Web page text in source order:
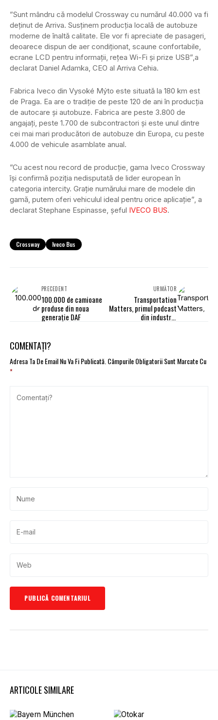
”Sunt mândru că modelul Crossway cu numărul 40.000 va fi
deținut de Arriva. Susținem producția locală de autobuze
moderne de înaltă calitate. Ele vor fi apreciate de pasageri,
deoarece dispun de aer condiționat, scaune confortabile,
ecrane LCD pentru informații, rețea Wi-Fi și prize USB”,a
declarat Daniel Adamka, CEO al Arriva Cehia.
Fabrica Iveco din Vysoké Mýto este situată la 180 km est
de Praga. Ea are o tradiție de peste 120 de ani în producția
de autocare și autobuze. Fabrica are peste 3.800 de
angajați, peste 1.700 de subcontractori și este unul dintre
cei mai mari producători de autobuze din Europa, cu peste
4.000 de vehicule asamblate anual.
”Cu acest nou record de producție, gama Iveco Crossway
își confirmă poziția nedisputată de lider european în
categoria intercity. Grație numărului mare de modele din
gamă, putem oferi vehiculul ideal pentru orice aplicație”, a
declarat Stephane Espinasse, șeful IVECO BUS.
Crossway Iveco Bus
PRECEDENT
100.000 de camioane
produse din noua
generație DAF
URMĂTOR
Transportation
Matters, primul podcast
din industria
COMENTAȚI?
Adresa Ta De Email Nu Va Fi Publicată. Câmpurile Obligatorii Sunt Marcate Cu
*
ARTICOLE SIMILARE